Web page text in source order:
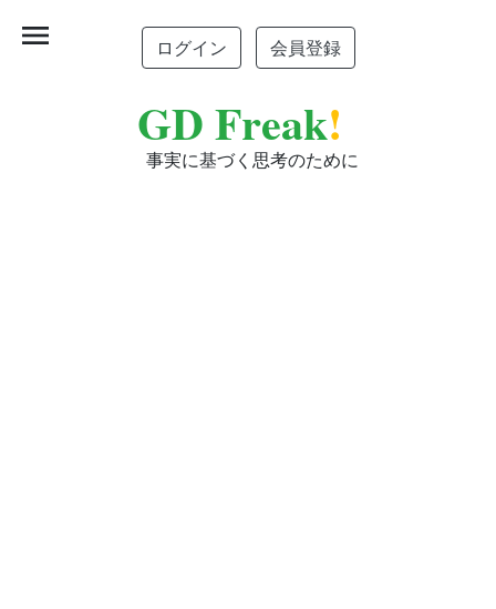
ログイン 会員登録
GD Freak!
事実に基づく思考のために
menu